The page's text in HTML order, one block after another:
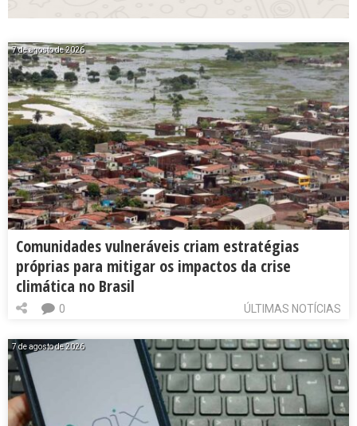
7 de agosto de 2026
Comunidades vulneráveis criam estratégias
próprias para mitigar os impactos da crise
climática no Brasil
ÚLTIMAS NOTÍCIAS
0
7 de agosto de 2026